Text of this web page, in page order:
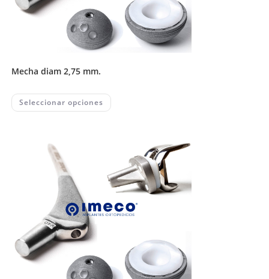
mecha diam 2,75 mm.
Seleccionar opciones This
product
chosen
on
the
page